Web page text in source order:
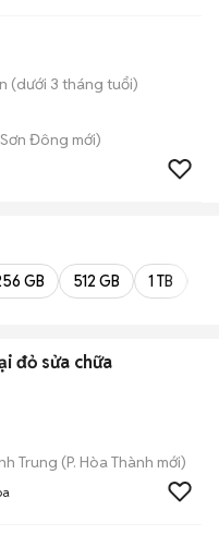
(dưới 3 tháng tuổi)
Sơn Đông mới)
GB 512 GB 1 TB
đỏ sửa chữa
Trung (P. Hòa Thành mới)